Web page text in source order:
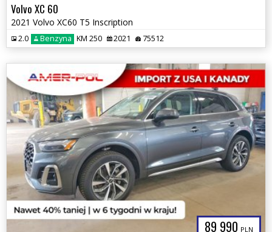
Volvo XC 60
2021 Volvo XC60 T5 Inscription
2.0 Benzyna KM 250 2021 75512
89 990 PLN